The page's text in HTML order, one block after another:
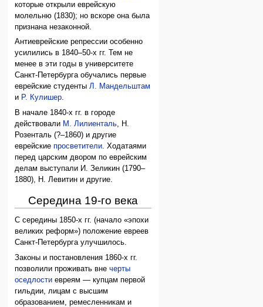
которые открыли еврейскую
молельню (1830); но вскоре она была
признана незаконной.
Антиеврейские репрессии особенно
усилились в 1840–50-х гг. Тем не
менее в эти годы в университете
Санкт-Петербурга обучались первые
еврейские студентыЛ. Мандельштам
и Р. Кулишер.
В начале 1840-х гг. в городе
действовали М. Лилиенталь , Н.
Розенталь (?–1860) и другие
еврейскиепросветители . Ходатаями
перед царским двором по еврейским
делам выступали И. Зеликин (1790–
1880), Н. Левитин и другие.
Середина 19-го века
С середины 1850-х гг. (начало «эпохи
великих реформ») положение евреев
Санкт-Петербурга улучшилось.
Законы и постановления 1860-х гг.
позволили проживать внечерты
оседлости евреям — купцам первой
гильдии, лицам с высшим
образованием, ремесленникам и